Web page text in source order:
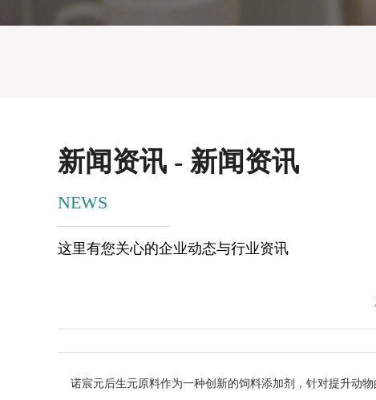
新闻资讯 - 新闻资讯
NEWS
这里有您关心的企业动态与行业资讯
诺宸元后生元原料作为一种创新的饲料添加剂，针对提升动物